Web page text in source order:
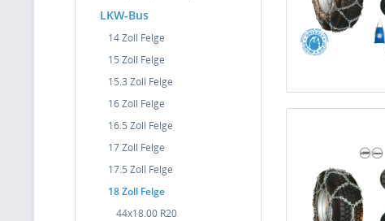
LKW-Bus
14 Zoll Felge
15 Zoll Felge
15.3 Zoll Felge
16 Zoll Felge
16.5 Zoll Felge
17 Zoll Felge
17.5 Zoll Felge
18 Zoll Felge
44x18.00 R20